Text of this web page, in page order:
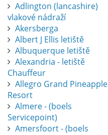
Adlington (lancashire)
vlakové nádraží
Akersberga
Albert J Ellis letiště
Albuquerque letiště
Alexandria - letiště
Chauffeur
Allegro Grand Pineapple
Resort
Almere - (boels
Servicepoint)
Amersfoort - (boels